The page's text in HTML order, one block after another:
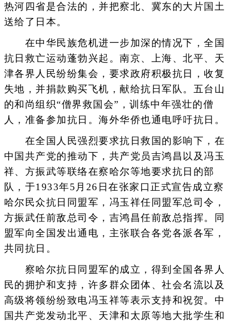
热河四省是合法的，并把察北、冀东的大片国土
送给了日本。
在中华民族危机进一步加深的情况下，全国
抗日救亡运动蓬勃兴起。南京、上海、北平、天
津各界人民纷纷集会，要求政府积极抗日，收复
失地，并捐款购买飞机，献给抗日军队。五台山
的和尚组织“僧界救国会”，训练中年强壮的僧
人，准备参加抗日。海外华侨也通电呼吁抗日。
在全国人民强烈要求抗日救国的影响下，在
中国共产党的推动下，共产党员吉鸿昌以及冯玉
祥、方振武等联络在察哈尔等地要求抗日的部
队，于1933年5月26日在张家口正式宣告成立察
哈尔民众抗日同盟军，冯玉祥任同盟军总司令，
方振武任前敌总司令，吉鸿昌任前敌总指挥。同
盟军向全国发出通电，主张联合各党各派各军，
共同抗日。
察哈尔抗日同盟军的成立，得到全国各界人
民的拥护和支持，许多群众团体、社会名流以及
高级将领纷纷致电冯玉祥等表示支持和祝贺。中
国共产党发动北平、天津和太原等地大批学生和